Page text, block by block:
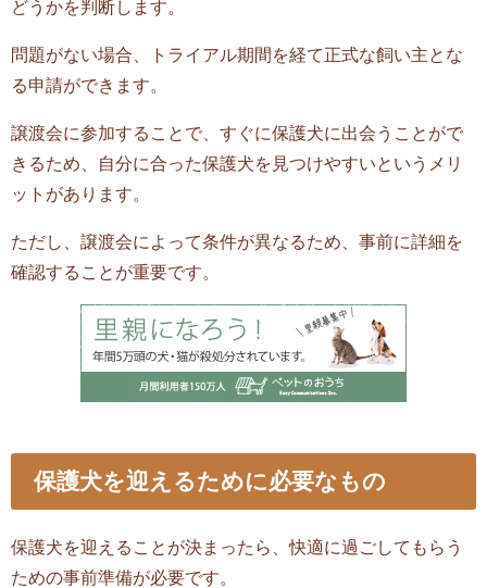
どうかを判断します。
問題がない場合、トライアル期間を経て正式な飼い主とな
る申請ができます。
譲渡会に参加することで、すぐに保護犬に出会うことがで
きるため、自分に合った保護犬を見つけやすいというメリ
ットがあります。
ただし、譲渡会によって条件が異なるため、事前に詳細を
確認することが重要です。
保護犬を迎えるために必要なもの
保護犬を迎えることが決まったら、快適に過ごしてもらう
ための事前準備が必要です。